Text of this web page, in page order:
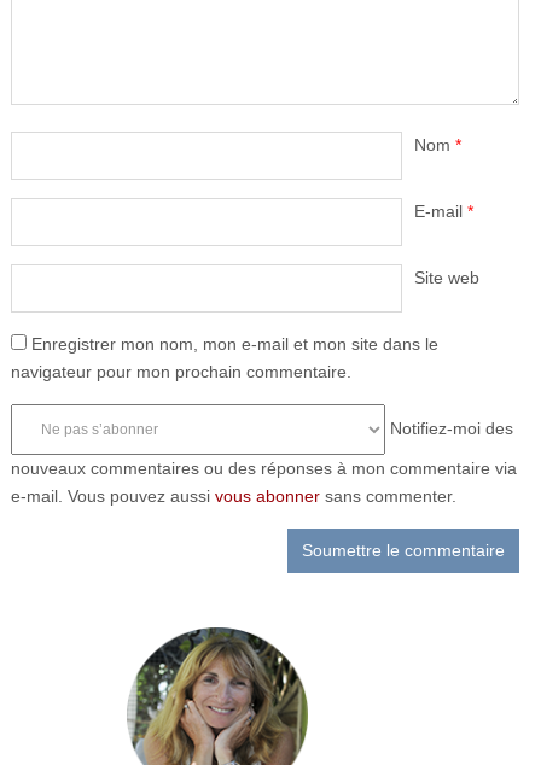
Nom *
E-mail *
Site web
Enregistrer mon nom, mon e-mail et mon site dans le
navigateur pour mon prochain commentaire.
Notifiez-moi des
nouveaux commentaires ou des réponses à mon commentaire via
e-mail. Vous pouvez aussi vous abonnersans commenter.